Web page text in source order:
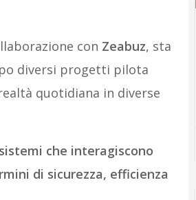
con Zeabuz, sta
diversi progetti pilota
quotidiana in diverse
che interagiscono
di sicurezza, efficienza